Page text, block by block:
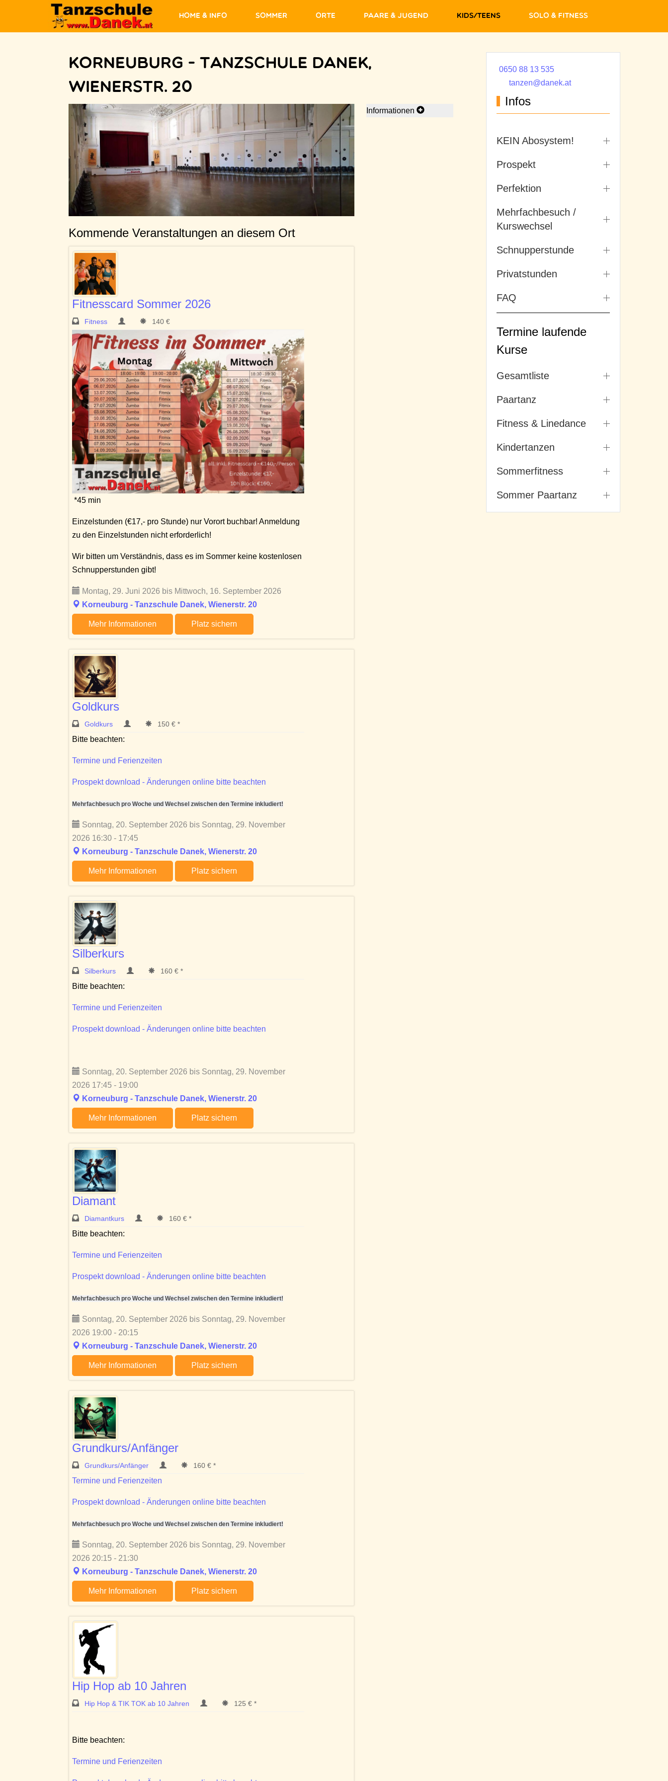
Home & Info Sommer Orte Paare & Jugend Kids/Teens Solo & Fitness
Korneuburg - Tanzschule Danek,
Wienerstr. 20
Informationen
Kommende Veranstaltungen an diesem Ort
Fitnesscard Sommer 2026
Fitness 140 €
*45 min
Einzelstunden (€17,- pro Stunde) nur Vorort buchbar! Anmeldung
zu den Einzelstunden nicht erforderlich!
Wir bitten um Verständnis, dass es im Sommer keine kostenlosen
Schnupperstunden gibt!
Montag, 29. Juni 2026 bis Mittwoch, 16. September 2026
Korneuburg - Tanzschule Danek, Wienerstr. 20
Mehr Informationen Platz sichern
Goldkurs
Goldkurs 150 € *
Bitte beachten:
Termine und Ferienzeiten
Prospekt download - Änderungen online bitte beachten
Mehrfachbesuch pro Woche und Wechsel zwischen den Termine inkludiert!
Sonntag, 20. September 2026 bis Sonntag, 29. November
2026 16:30 - 17:45
Korneuburg - Tanzschule Danek, Wienerstr. 20
Mehr Informationen Platz sichern
Silberkurs
Silberkurs 160 € *
Bitte beachten:
Termine und Ferienzeiten
Prospekt download - Änderungen online bitte beachten
Sonntag, 20. September 2026 bis Sonntag, 29. November
2026 17:45 - 19:00
Korneuburg - Tanzschule Danek, Wienerstr. 20
Mehr Informationen Platz sichern
Diamant
Diamantkurs 160 € *
Bitte beachten:
Termine und Ferienzeiten
Prospekt download - Änderungen online bitte beachten
Mehrfachbesuch pro Woche und Wechsel zwischen den Termine inkludiert!
Sonntag, 20. September 2026 bis Sonntag, 29. November
2026 19:00 - 20:15
Korneuburg - Tanzschule Danek, Wienerstr. 20
Mehr Informationen Platz sichern
Grundkurs/Anfänger
Grundkurs/Anfänger 160 € *
Termine und Ferienzeiten
Prospekt download - Änderungen online bitte beachten
Mehrfachbesuch pro Woche und Wechsel zwischen den Termine inkludiert!
Sonntag, 20. September 2026 bis Sonntag, 29. November
2026 20:15 - 21:30
Korneuburg - Tanzschule Danek, Wienerstr. 20
Mehr Informationen Platz sichern
Hip Hop ab 10 Jahren
Hip Hop & TIK TOK ab 10 Jahren 125 € *
Bitte beachten:
Termine und Ferienzeiten
0650 88 13 535
tanzen@danek.at
Infos
KEIN Abosystem!
Prospekt
Perfektion
Mehrfachbesuch /
Kurswechsel
Schnupperstunde
Privatstunden
FAQ
Termine laufende
Kurse
Gesamtliste
Paartanz
Fitness & Linedance
Kindertanzen
Sommerfitness
Sommer Paartanz